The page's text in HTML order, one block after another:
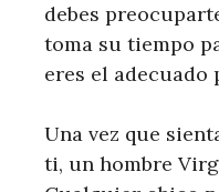
debes
toma su tiempo
eres el adecuado
Una vez que
ti, un hombre